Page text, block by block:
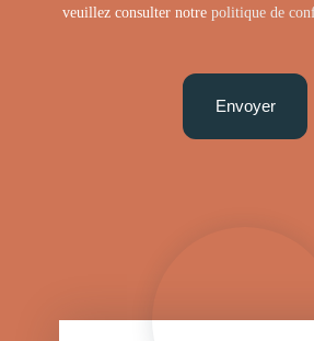
veuillez consulter notre politique de
Envoyer